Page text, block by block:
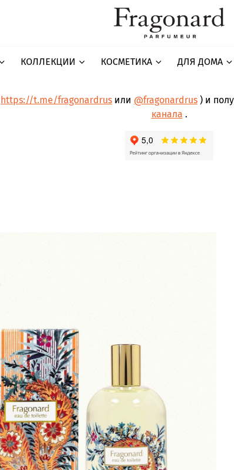
КОЛЛЕКЦИИ КОСМЕТИКА ДЛЯ ДОМА
https://t.me/fragonardrus или @fragonardrus ) и
канала .